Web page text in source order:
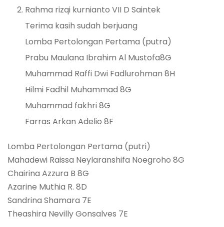
Rahma rizqi kurnianto VII D Saintek
Terima kasih sudah berjuang
Lomba Pertolongan Pertama (putra)
Prabu Maulana Ibrahim Al Mustofa8G
Muhammad Raffi Dwi Fadlurohman 8H
Hilmi Fadhil Muhammad 8G
Muhammad fakhri 8G
Farras Arkan Adelio 8F
Lomba Pertolongan Pertama (putri)
Mahadewi Raissa Neylaranshifa Noegroho 8G
Chairina Azzura B 8G
Azarine Muthia R. 8D
Sandrina Shamara 7E
Theashira Nevilly Gonsalves 7E